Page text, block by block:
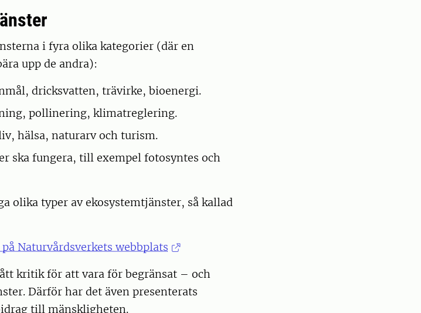
i fyra olika kategorier (där en
upp de andra):
dricksvatten, trävirke, bioenergi.
pollinering, klimatreglering.
hälsa, naturarv och turism.
ska fungera, till exempel fotosyntes och
olika typer av ekosystemtjänster, så kallad
Naturvårdsverkets webbplats
kritik för att vara för begränsat – och
Därför har det även presenterats
till mänskligheten.